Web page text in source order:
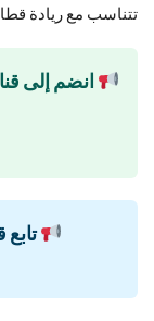
تتناسب مع ريادة
انضم إلى
تابع